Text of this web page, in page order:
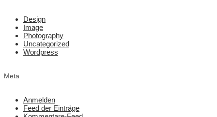
Design
Image
Photography
Uncategorized
Wordpress
Meta
Anmelden
Feed der Einträge